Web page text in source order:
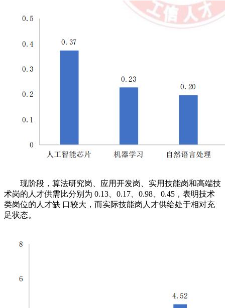
现阶段，算法研究岗、应用开发岗、实用技能岗和高端技
术岗的人才供需比分别为 0.13、0.17、0.98、0.45，表明技术
类岗位的人才缺 口较大，而实际技能岗人才供给处于相对充
足状态。